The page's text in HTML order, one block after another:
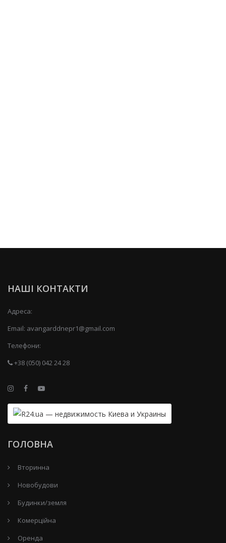
НАШІ КОНТАКТИ
Адреса:
Email: avangarddnepr1@gmail.com
Телефони:
+38 (050) 042 24 28
ГОЛОВНА
Вторинна
Новобудови
Будинки/земля
Комерційна
Оренда